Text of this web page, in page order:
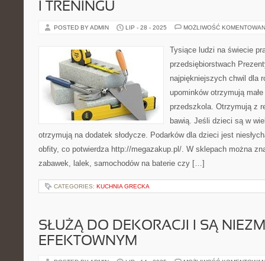
I TRENINGU
POSTED BY ADMIN LIP - 28 - 2025 MOŻLIWOŚĆ
Tysiące ludzi na świecie
przedsiębiorstwach
najpiękniejszych chwil dla
upominków otrzymują
przedszkola. Otrzymują z
bawią. Jeśli dzieci są w
otrzymują na dodatek słodycze. Podarków dla dzieci jest
obfity, co potwierdza http://megazakup.pl/. W sklepach można
zabawek, lalek, samochodów na baterie czy […]
CATEGORIES: KUCHNIA GRECKA
SŁUŻĄ DO DEKORACJI I SĄ
EFEKTOWNYM